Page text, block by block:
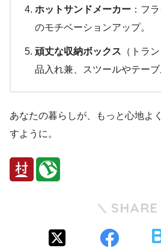
ホットサンドメーカー ：フ
のモチベーションアップ。
頑丈な収納ボックス （トラ
品入れ兼、スツールやテーブ
あなたの暮らしが、もっと心地よ
すように。
SHARE